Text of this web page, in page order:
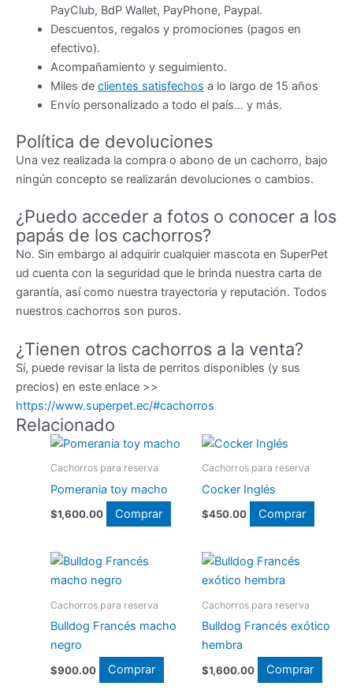
PayClub, BdP Wallet, PayPhone, Paypal.
Descuentos, regalos y promociones (pagos en
efectivo).
Acompañamiento y seguimiento.
Miles de clientes satisfechos a lo largo de 15 años
Envío personalizado a todo el país… y más.
Política de devoluciones
Una vez realizada la compra o abono de un cachorro, bajo
ningún concepto se realizarán devoluciones o cambios.
¿Puedo acceder a fotos o conocer a los
papás de los cachorros?
No. Sin embargo al adquirir cualquier mascota en SuperPet
ud cuenta con la seguridad que le brinda nuestra carta de
garantía, así como nuestra trayectoria y reputación. Todos
nuestros cachorros son puros.
¿Tienen otros cachorros a la venta?
Sí, puede revisar la lista de perritos disponibles (y sus
precios) en este enlace >>
https://www.superpet.ec/#cachorros
Relacionado
Cachorros para reserva
Pomerania toy macho
$1,600.00 Comprar
Cachorros para reserva
Cocker Inglés
$450.00 Comprar
Cachorros para reserva
Bulldog Francés macho
negro
$900.00 Comprar
Cachorros para reserva
Bulldog Francés exótico
hembra
$1,600.00 Comprar